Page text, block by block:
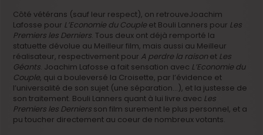
Côté vétérans (sauf leur respect), on retrouveJoachim
Lafosse pour L’Economie du Couple et Bouli Lanners pour Les
Premiers les Derniers. Tous deux ont déjà remporté la
statuette dévolue au Meilleur film, mais aussi au Meilleur
réalisateur, respectivement pour A perdre la raison et Les
Géants. Joachim Lafosse a fait sensation avec L’Economie du
Couple, qui a bouleversé la Croisette, par l’évidence et
l’universalité de son sujet (une séparation…), et la justesse de
son traitement. Bouli Lanners quant à lui livre avec Les
Premiers les Derniers son film surement le plus personnel, et a
pu toucher directement au coeur de nombreux votants.